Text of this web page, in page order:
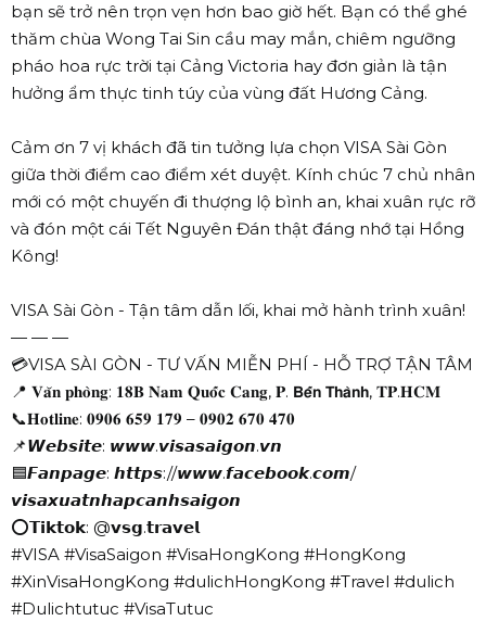
bạn sẽ trở nên trọn vẹn hơn bao giờ hết. Bạn có thể ghé
thăm chùa Wong Tai Sin cầu may mắn, chiêm ngưỡng
pháo hoa rực trời tại Cảng Victoria hay đơn giản là tận
hưởng ẩm thực tinh túy của vùng đất Hương Cảng.
Cảm ơn 7 vị khách đã tin tưởng lựa chọn VISA Sài Gòn
giữa thời điểm cao điểm xét duyệt. Kính chúc 7 chủ nhân
mới có một chuyến đi thượng lộ bình an, khai xuân rực rỡ
và đón một cái Tết Nguyên Đán thật đáng nhớ tại Hồng
Kông!
VISA Sài Gòn - Tận tâm dẫn lối, khai mở hành trình xuân!
— — —
💳VISA SÀI GÒN - TƯ VẤN MIỄN PHÍ - HỖ TRỢ TẬN TÂM
📍 𝐕𝐚̆𝐧 𝐩𝐡𝐨̀𝐧𝐠: 𝟏𝟖𝐁 𝐍𝐚𝐦 𝐐𝐮𝐨̂́𝐜 𝐂𝐚𝐧𝐠, 𝐏. 𝗕𝗲̂́𝗻 𝗧𝗵𝗮̀𝗻𝗵, 𝐓𝐏.𝐇𝐂𝐌
📞𝐇𝐨𝐭𝐥𝐢𝐧𝐞: 𝟎𝟗𝟎𝟔 𝟔𝟓𝟗 𝟏𝟕𝟗 – 𝟎𝟗𝟎𝟐 𝟔𝟕𝟎 𝟒𝟕𝟎
📌𝙒𝙚𝙗𝙨𝙞𝙩𝙚: 𝙬𝙬𝙬.𝙫𝙞𝙨𝙖𝙨𝙖𝙞𝙜𝙤𝙣.𝙫𝙣
🟦𝙁𝙖𝙣𝙥𝙖𝙜𝙚: 𝙝𝙩𝙩𝙥𝙨://𝙬𝙬𝙬.𝙛𝙖𝙘𝙚𝙗𝙤𝙤𝙠.𝙘𝙤𝙢/
𝙫𝙞𝙨𝙖𝙭𝙪𝙖𝙩𝙣𝙝𝙖𝙥𝙘𝙖𝙣𝙝𝙨𝙖𝙞𝙜𝙤𝙣
⭕𝗧𝗶𝗸𝘁𝗼𝗸: @𝘃𝘀𝗴.𝘁𝗿𝗮𝘃𝗲𝗹
#VISA #VisaSaigon #VisaHongKong #HongKong
#XinVisaHongKong #dulichHongKong #Travel #dulich
#Dulichtutuc #VisaTutuc